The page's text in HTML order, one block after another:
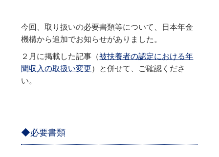
今回、取り扱いの必要書類等について、日本年金
機構から追加でお知らせがありました。
２月に掲載した記事（被扶養者の認定における年
間収入の取扱い変更）と併せて、ご確認くださ
い。
◆必要書類